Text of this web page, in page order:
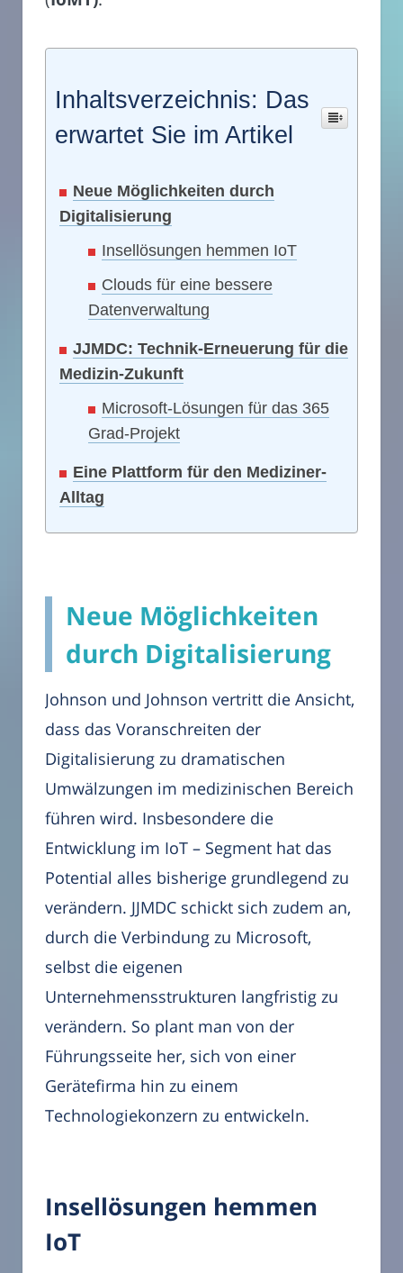
Inhaltsverzeichnis: Das
erwartet Sie im Artikel
Neue Möglichkeiten durch
Digitalisierung
Insellösungen hemmen IoT
Clouds für eine bessere
Datenverwaltung
JJMDC: Technik-Erneuerung für die
Medizin-Zukunft
Microsoft-Lösungen für das 365
Grad-Projekt
Eine Plattform für den Mediziner-
Alltag
Neue Möglichkeiten
durch Digitalisierung
Johnson und Johnson vertritt die Ansicht,
dass das Voranschreiten der
Digitalisierung zu dramatischen
Umwälzungen im medizinischen Bereich
führen wird. Insbesondere die
Entwicklung im IoT – Segment hat das
Potential alles bisherige grundlegend zu
verändern. JJMDC schickt sich zudem an,
durch die Verbindung zu Microsoft,
selbst die eigenen
Unternehmensstrukturen langfristig zu
verändern. So plant man von der
Führungsseite her, sich von einer
Gerätefirma hin zu einem
Technologiekonzern zu entwickeln.
Insellösungen hemmen
IoT